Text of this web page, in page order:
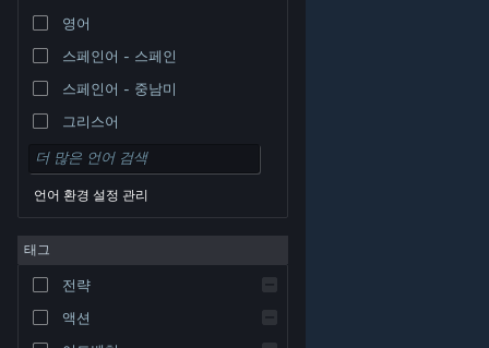
© Valve Corporation. 모든 권리 보유. 모든 상표는 미국
및 기타 국가에서 각각 해당 소유자의 재산입니다.
환불| 쿠키
영어
스페인어 - 스페인
스페인어 - 중남미
그리스어
언어 환경 설정 관리
태그
전략
액션